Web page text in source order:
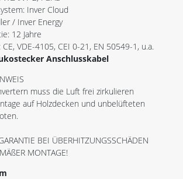
Inver Cloud
/ Inver Energy
12 Jahre
VDE-4105, CEI 0-21, EN 50549-1, u.a.
Anschlusskabel
muss die Luft frei zirkulieren
auf Holzdecken und unbelüfteten
BEI ÜBERHITZUNGSSCHÄDEN
MONTAGE!